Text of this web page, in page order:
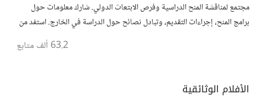
مجتمع لمناقشة المنح الدراسية وفرص الابتعاث الدولي. شارك معلومات حول
برامج المنح، إجراءات التقديم، وتبادل نصائح حول الدراسة في الخارج. استفد من
63.2 ألف متابع
الأفلام الوثائقية